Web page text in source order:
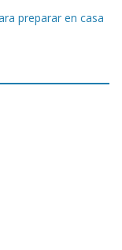
preparar en casa